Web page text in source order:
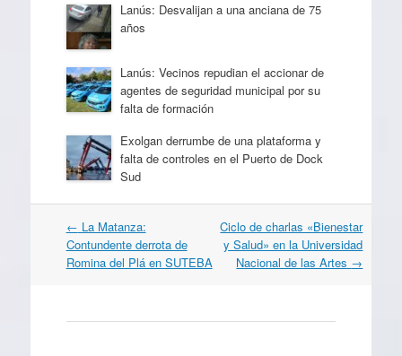
Lanús: Desvalijan a una anciana de 75
años
Lanús: Vecinos repudian el accionar de
agentes de seguridad municipal por su
falta de formación
Exolgan derrumbe de una plataforma y
falta de controles en el Puerto de Dock
Sud
Navegación
por
artículos
← La Matanza:
Contundente derrota de
Romina del Plá en SUTEBA
Ciclo de charlas «Bienestar
y Salud» en la Universidad
Nacional de las Artes →